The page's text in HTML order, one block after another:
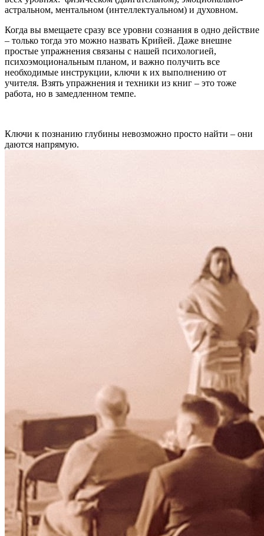
астральном, ментальном (интеллектуальном) и духовном.
Когда вы вмещаете сразу все уровни сознания в одно действие
– только тогда это можно назвать Крийей. Даже внешне
простые упражнения связаны с нашей психологией,
психоэмоциональным планом, и важно получить все
необходимые инструкции, ключи к их выполнению от
учителя. Взять упражнения и техники из книг – это тоже
работа, но в замедленном темпе.
Ключи к познанию глубины невозможно просто найти – они
даются напрямую.